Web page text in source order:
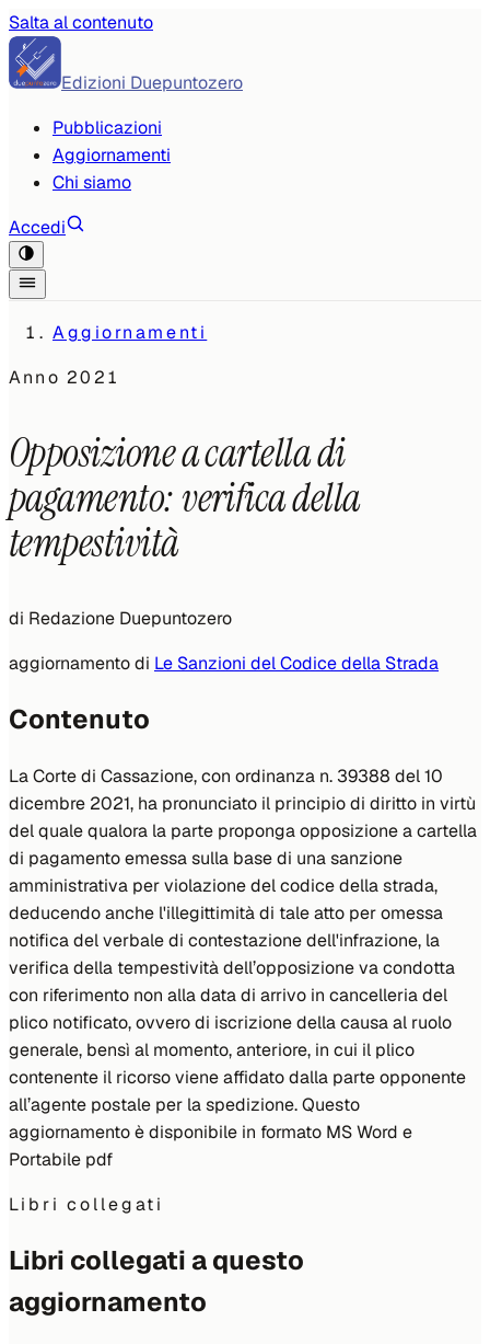
Salta al contenuto
Edizioni Duepuntozero
Pubblicazioni
Aggiornamenti
Chi siamo
Accedi
Aggiornamenti
Anno2021
Opposizione a cartella di
pagamento: verifica della
tempestività
di Redazione Duepuntozero
aggiornamento di Le Sanzioni del Codice della Strada
Contenuto
La Corte di Cassazione, con ordinanza n. 39388 del 10
dicembre 2021, ha pronunciato il principio di diritto in virtù
del quale qualora la parte proponga opposizione a cartella
di pagamento emessa sulla base di una sanzione
amministrativa per violazione del codice della strada,
deducendo anche l'illegittimità di tale atto per omessa
notifica del verbale di contestazione dell'infrazione, la
verifica della tempestività dell’opposizione va condotta
con riferimento non alla data di arrivo in cancelleria del
plico notificato, ovvero di iscrizione della causa al ruolo
generale, bensì al momento, anteriore, in cui il plico
contenente il ricorso viene affidato dalla parte opponente
all’agente postale per la spedizione. Questo
aggiornamento è disponibile in formato MS Word e
Portabile pdf
Libri collegati
Libri collegati a questo
aggiornamento